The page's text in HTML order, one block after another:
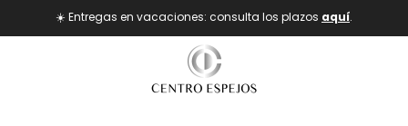
☀️ Entregas en vacaciones: consulta los plazos aquí.